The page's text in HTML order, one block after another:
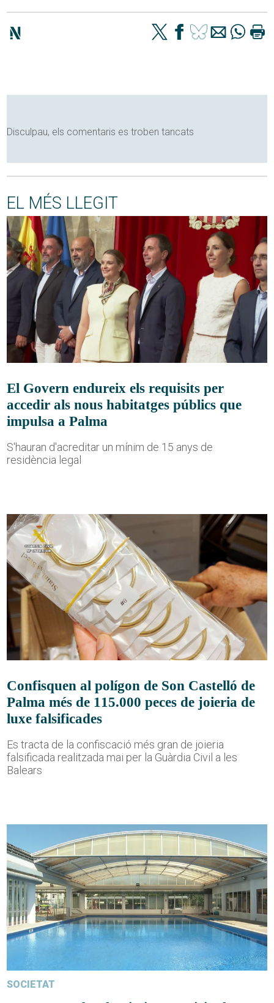
Disculpau, els comentaris es troben tancats
EL MÉS LLEGIT
El Govern endureix els requisits per
accedir als nous habitatges públics que
impulsa a Palma
S'hauran d'acreditar un mínim de 15 anys de
residència legal
Confisquen al polígon de Son Castelló de
Palma més de 115.000 peces de joieria de
luxe falsificades
Es tracta de la confiscació més gran de joieria
falsificada realitzada mai per la Guàrdia Civil a les
Balears
SOCIETAT